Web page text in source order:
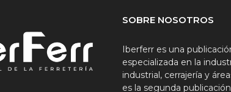
SOBRE NOSOTROS
Iberferr es una
especializada en la
industrial, cerrajería y
es la segunda